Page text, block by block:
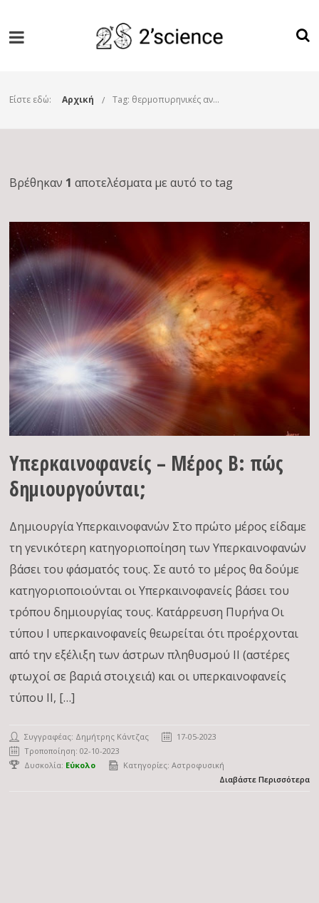
Είστε εδώ: Αρχική Tag: θερμοπυρηνικές αντιδράσεις
Βρέθηκαν 1 αποτελέσματα με αυτό το tag
Υπερκαινοφανείς – Μέρος Β: πώς
δημιουργούνται;
Δημιουργία Υπερκαινοφανών Στο πρώτο μέρος είδαμε
τη γενικότερη κατηγοριοποίηση των Υπερκαινοφανών
βάσει του φάσματός τους. Σε αυτό το μέρος θα δούμε
κατηγοριοποιούνται οι Υπερκαινοφανείς βάσει του
τρόπου δημιουργίας τους. Κατάρρευση Πυρήνα Οι
τύπου Ι υπερκαινοφανείς θεωρείται ότι προέρχονται
από την εξέλιξη των άστρων πληθυσμού ΙΙ (αστέρες
φτωχοί σε βαριά στοιχειά) και οι υπερκαινοφανείς
τύπου ΙΙ, […]
Συγγραφέας: Δημήτρης Κάντζας
17-05-2023
Τροποποίηση: 02-10-2023
Δυσκολία: Εύκολο Κατηγορίες:Αστροφυσική
Διαβάστε Περισσότερα